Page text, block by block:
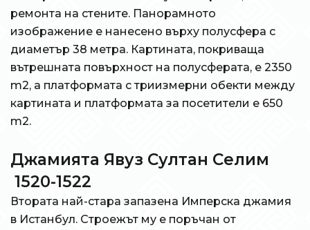
ремонта на стените. Панорамното
изображение е нанесено върху полусфера с
диаметър 38 метра. Картината, покриваща
вътрешната повърхност на полусферата, е 2350
m2, а платформата с триизмерни обекти между
картината и платформата за посетители е 650
m2.
Джамията Явуз Султан Селим
1520-1522
Втората най-стара запазена Имперска джамия
в Истанбул. Строежът му е поръчан от